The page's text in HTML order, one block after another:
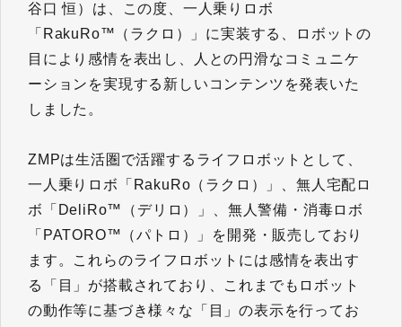
谷口 恒）は、この度、一人乗りロボ
「RakuRo™（ラクロ）」に実装する、ロボットの
目により感情を表出し、人との円滑なコミュニケ
ーションを実現する新しいコンテンツを発表いた
しました。
ZMPは生活圏で活躍するライフロボットとして、
一人乗りロボ「RakuRo（ラクロ）」、無人宅配ロ
ボ「DeliRo™（デリロ）」、無人警備・消毒ロボ
「PATORO™（パトロ）」を開発・販売しており
ます。これらのライフロボットには感情を表出す
る「目」が搭載されており、これまでもロボット
の動作等に基づき様々な「目」の表示を行ってお